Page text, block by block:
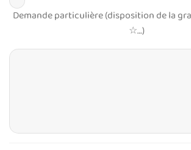
Demande particulière (disposition de la
☆…)